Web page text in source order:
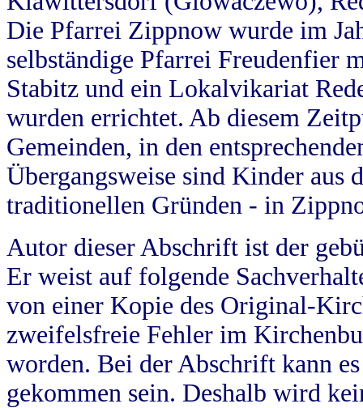
Die Pfarrei Zippnow wurde im
selbständige Pfarrei Freudenfier
Stabitz und ein Lokalvikariat
wurden errichtet. Ab diesem
Gemeinden, in den
Übergangsweise sind Kinder aus
traditionellen Gründen - in
Autor dieser Abschrift ist der
Er weist auf folgende
von einer Kopie des Original-
zweifelsfreie Fehler im
worden. Bei der Abschrift kann
gekommen sein. Deshalb wird